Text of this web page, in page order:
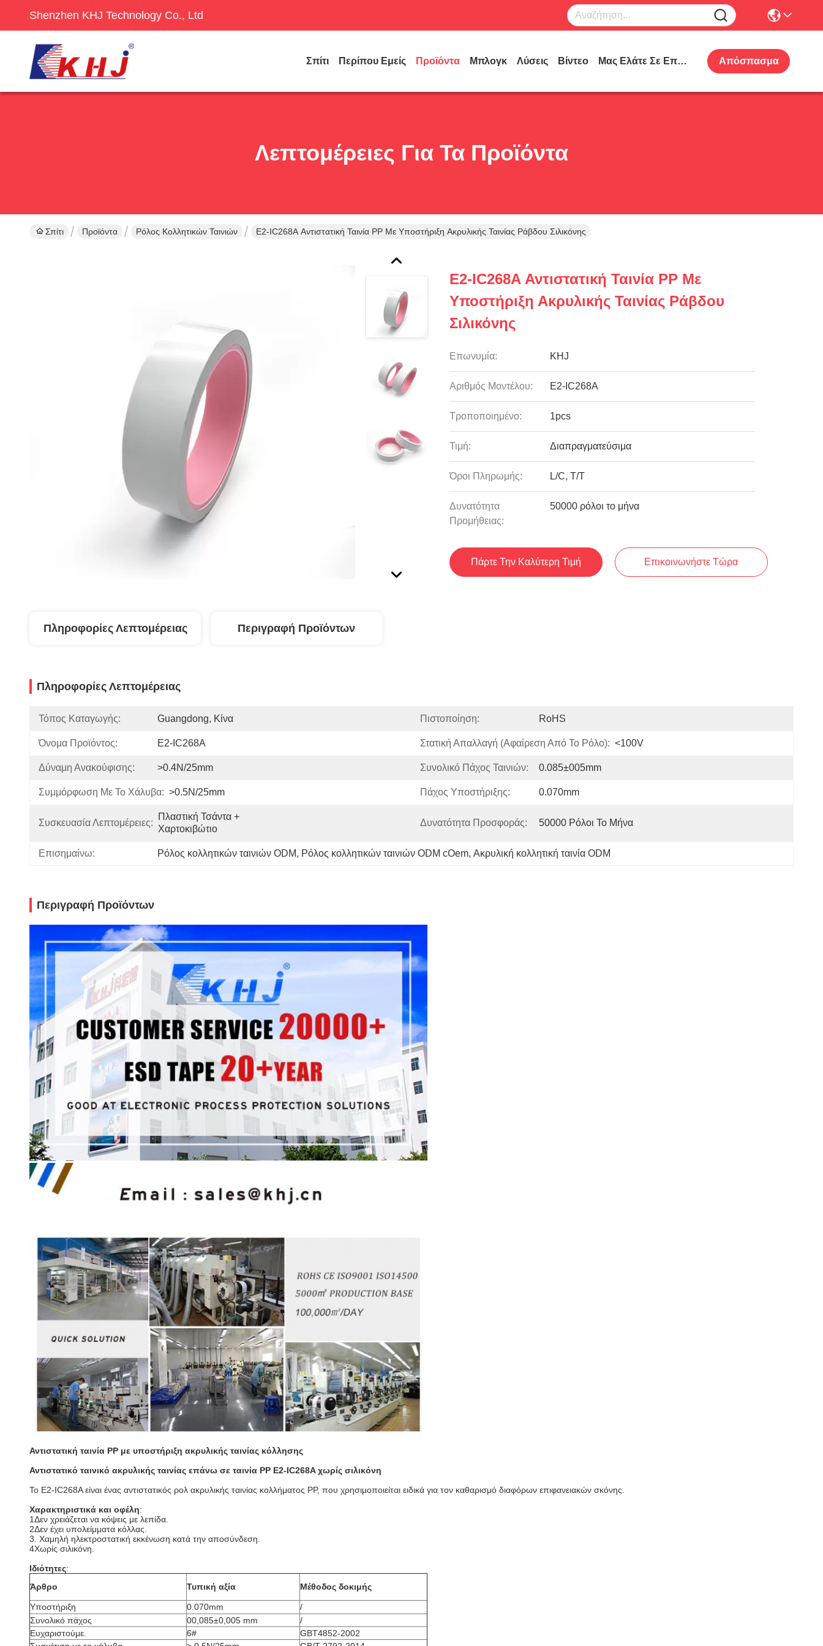
Shenzhen KHJ Technology Co., Ltd
Σπίτι Περίπου Εμείς Προϊόντα Μπλογκ Λύσεις Βίντεο Μας Ελάτε Σε Επαφή Με Απόσπασμα
Λεπτομέρειες Για Τα Προϊόντα
Σπίτι Προϊόντα Ρόλος Κολλητικών Ταινιών E2-IC268A Αντιστατική Ταινία PP Με Υποστήριξη Ακρυλικής Ταινίας Ράβδου Σιλικόνης
E2-IC268A Αντιστατική Ταινία PP Με
Υποστήριξη Ακρυλικής Ταινίας Ράβδου
Σιλικόνης
Επωνυμία: KHJ
Αριθμός Μοντέλου: E2-IC268A
Τροποποιημένο: 1pcs
Τιμή: Διαπραγματεύσιμα
Όροι Πληρωμής: L/C, T/T
Δυνατότητα
Προμήθειας:
50000 ρόλοι το μήνα
Πάρτε Την Καλύτερη Τιμή Επικοινωνήστε Τώρα
Πληροφορίες Λεπτομέρειας Περιγραφή Προϊόντων
Πληροφορίες Λεπτομέρειας
Τόπος Καταγωγής: Guangdong, Κίνα Πιστοποίηση: RoHS
Όνομα Προϊόντος: E2-IC268A Στατική Απαλλαγή (αφαίρεση Από Το Ρόλο): <100V
Δύναμη Ανακούφισης: >0.4N/25mm Συνολικό Πάχος Ταινιών: 0.085±005mm
Συμμόρφωση Με Το Χάλυβα: >0.5N/25mm Πάχος Υποστήριξης: 0.070mm
Συσκευασία Λεπτομέρειες:
Πλαστική Τσάντα +
Χαρτοκιβώτιο
Δυνατότητα Προσφοράς: 50000 Ρόλοι Το Μήνα
Επισημαίνω: Ρόλος κολλητικών ταινιών ODM, Ρόλος κολλητικών ταινιών ODM cOem, Ακρυλική κολλητική ταινία ODM
Περιγραφή Προϊόντων
Αντιστατική ταινία PP με υποστήριξη ακρυλικής ταινίας κόλλησης
Αντιστατικό ταινικό ακρυλικής ταινίας επάνω σε ταινία PP E2-IC268A χωρίς σιλικόνη
Το E2-IC268A είναι ένας αντιστατικός ρολ ακρυλικής ταινίας κολλήματος PP, που χρησιμοποιείται ειδικά για τον καθαρισμό διαφόρων επιφανειακών σκόνης.
Χαρακτηριστικά και οφέλη:
1Δεν χρειάζεται να κόψεις με λεπίδα.
2Δεν έχει υπολείμματα κόλλας.
3. Χαμηλή ηλεκτροστατική εκκένωση κατά την αποσύνδεση.
4Χωρίς σιλικόνη.
Ιδιότητες:
Άρθρο
Τυπική αξία Μέθοδος δοκιμής
Υποστήριξη 0.070mm
/
Συνολικό πάχος
00,085±0,005 mm
/
Ευχαριστούμε.
6#
GBT4852-2002